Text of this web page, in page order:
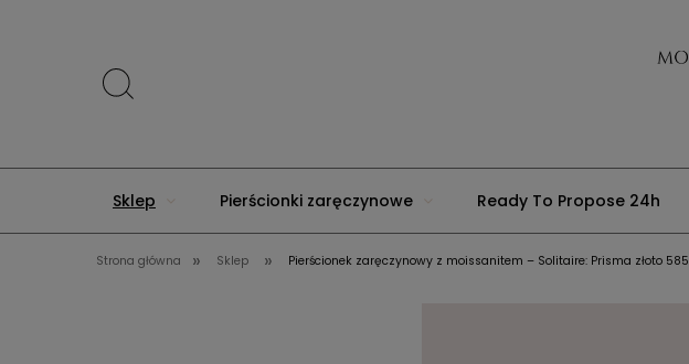
Sklep Pierścionki zaręczynowe Ready To Propose 24h
Menu Złote Rocznice Premium Usługi jubilerskie
Strona główna » Sklep » Pierścionek zaręczynowy z moissanitem – Solitaire: Prisma złoto 585